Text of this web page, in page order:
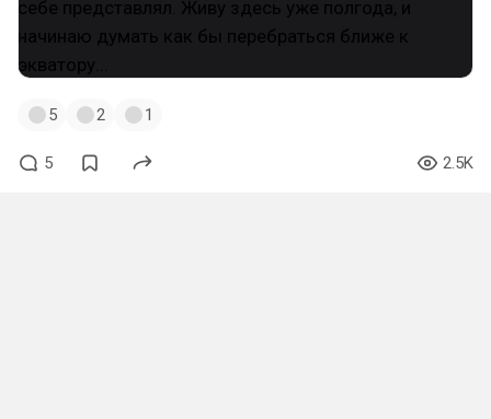
5 2 1
5 2.5K